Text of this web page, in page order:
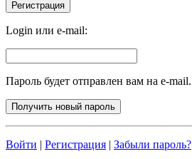
Login или e-mail:
Пароль будет отправлен вам на e-mail.
Войти | Регистрация | Забыли пароль?